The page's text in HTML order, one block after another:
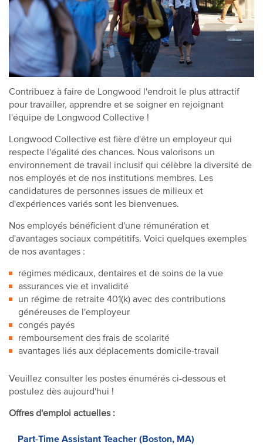
Contribuez à faire de Longwood l'endroit le plus attractif
pour travailler, apprendre et se soigner en rejoignant
l'équipe de Longwood Collective !
Longwood Collective est fière d'être un employeur qui
respecte l'égalité des chances. Nous valorisons un
environnement de travail inclusif qui célèbre la diversité de
nos employés et de nos institutions membres. Les
candidatures de personnes issues de milieux et
d'expériences variés sont les bienvenues.
Nos employés bénéficient d'une rémunération et
d'avantages sociaux compétitifs. Voici quelques exemples
de nos avantages :
régimes médicaux, dentaires et de soins de la vue
assurances vie et invalidité
un régime de retraite 401(k) avec des contributions
généreuses de l'employeur
congés payés
remboursement des frais de scolarité
avantages liés aux déplacements domicile-travail
Veuillez consulter les postes énumérés ci-dessous et
postulez dès aujourd'hui !
Offres d'emploi actuelles :
Part-Time Assistant Teacher (Boston, MA)